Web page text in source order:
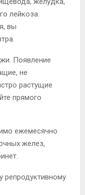
лейкоза.
вы
Появление
не
растущие
прямого
ежемесячно
желез,
репродуктивному